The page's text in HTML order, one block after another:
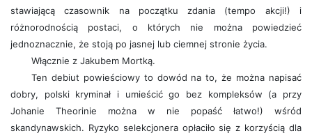
stawiającą czasownik na początku zdania (tempo akcji!) i
różnorodnością postaci, o których nie można powiedzieć
jednoznacznie, że stoją po jasnej lub ciemnej stronie życia.
Włącznie z Jakubem Mortką.
Ten debiut powieściowy to dowód na to, że można napisać
dobry, polski kryminał i umieścić go bez kompleksów (a przy
Johanie Theorinie można w nie popaść łatwo!) wśród
skandynawskich. Ryzyko selekcjonera opłaciło się z korzyścią dla